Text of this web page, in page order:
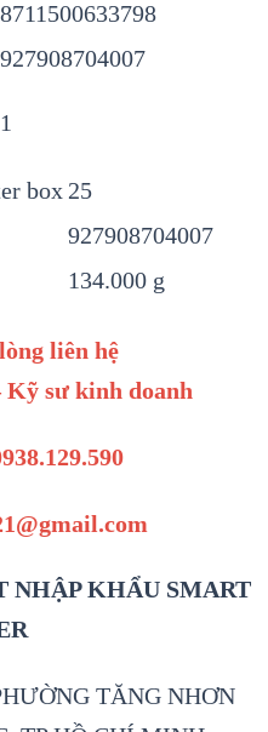
8711500633798
927908704007
1
box 25
927908704007
134.000 g
liên hệ
Kỹ sư kinh doanh
NHẬP KHẨU SMART
TĂNG NHƠN